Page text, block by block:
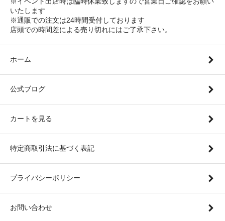
いたします
※通販での注文は24時間受付しております
店頭での時間差による売り切れにはご了承下さい。
ホーム
公式ブログ
カートを見る
特定商取引法に基づく表記
プライバシーポリシー
お問い合わせ